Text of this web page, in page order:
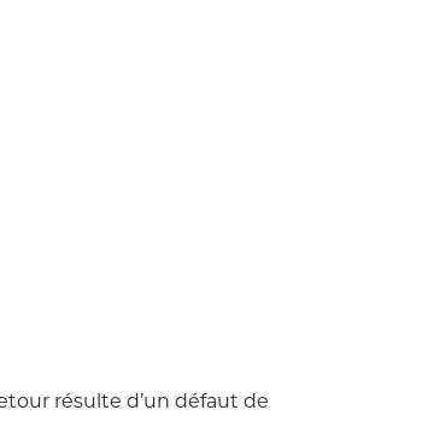
résulte d’un défaut de